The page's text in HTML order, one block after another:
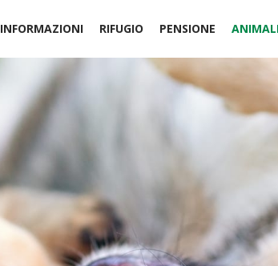
INFORMAZIONI RIFUGIO PENSIONE